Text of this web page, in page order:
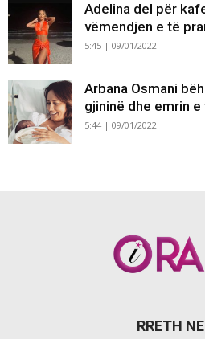
Adelina del për
vëmendjen e të
5:45 | 09/01/2022
Arbana Osmani
gjininë dhe emrin
5:44 | 09/01/2022
RRETH